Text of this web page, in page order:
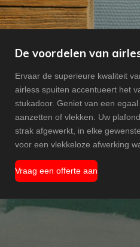
De voordelen van
Ervaar de superieure kwaliteit
airless spuiten accentueert het
stukadoor. Geniet van een
aanzetten of vlekken. Uw
strak afgewerkt, in elke
voor een vlekkeloze afwerking
Vraag een offerte aan